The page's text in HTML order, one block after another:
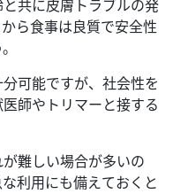
共に皮膚トラブルの発
ら食事は良質で安全性
可能ですが、社会性を
師やトリマーと接する
難しい場合が多いの
利用にも備えておくと